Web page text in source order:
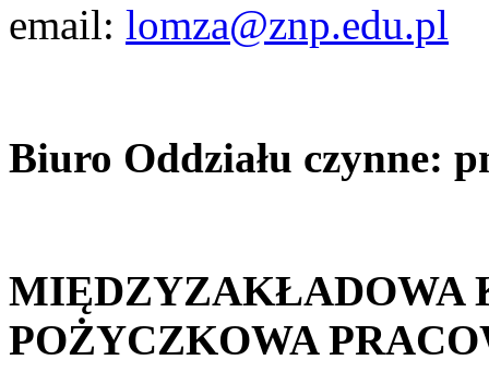
email: lomza@znp.edu.pl
Biuro Oddziału czynne:
MIĘDZYZAKŁADOWA
POŻYCZKOWA